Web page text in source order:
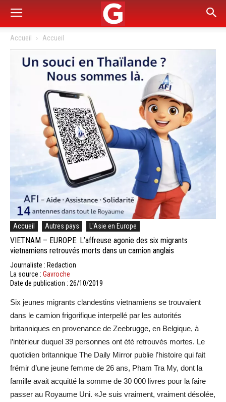
Accueil Accueil
Accueil Autres pays L'Asie en Europe
VIETNAM – EUROPE: L’affreuse agonie des six migrants
vietnamiens retrouvés morts dans un camion anglais
Journaliste : Redaction
La source : Gavroche
Date de publication : 26/10/2019
Six jeunes migrants clandestins vietnamiens se trouvaient
dans le camion frigorifique interpellé par les autorités
britanniques en provenance de Zeebrugge, en Belgique, à
l’intérieur duquel 39 personnes ont été retrouvés mortes. Le
quotidien britannique The Daily Mirror publie l’histoire qui fait
frémir d’une jeune femme de 26 ans, Pham Tra My, dont la
famille avait acquitté la somme de 30 000 livres pour la faire
passer au Royaume Uni. «Je suis vraiment, vraiment désolée,